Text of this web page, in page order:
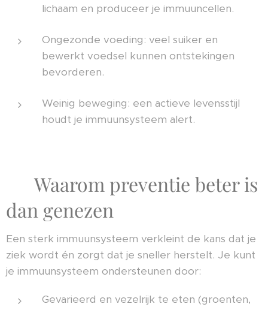
lichaam en produceer je immuuncellen.
Ongezonde voeding: veel suiker en
bewerkt voedsel kunnen ontstekingen
bevorderen.
Weinig beweging: een actieve levensstijl
houdt je immuunsysteem alert.
🌿 Waarom preventie beter is
dan genezen
Een sterk immuunsysteem verkleint de kans dat je
ziek wordt én zorgt dat je sneller herstelt. Je kunt
je immuunsysteem ondersteunen door:
Gevarieerd en vezelrijk te eten (groenten,